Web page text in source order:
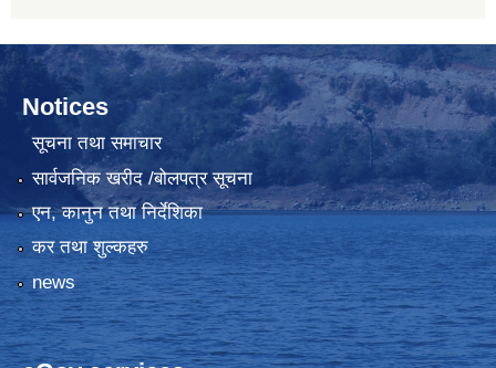
Notices
सूचना तथा समाचार
सार्वजनिक खरीद /बोलपत्र सूचना
एन, कानुन तथा निर्देशिका
कर तथा शुल्कहरु
news